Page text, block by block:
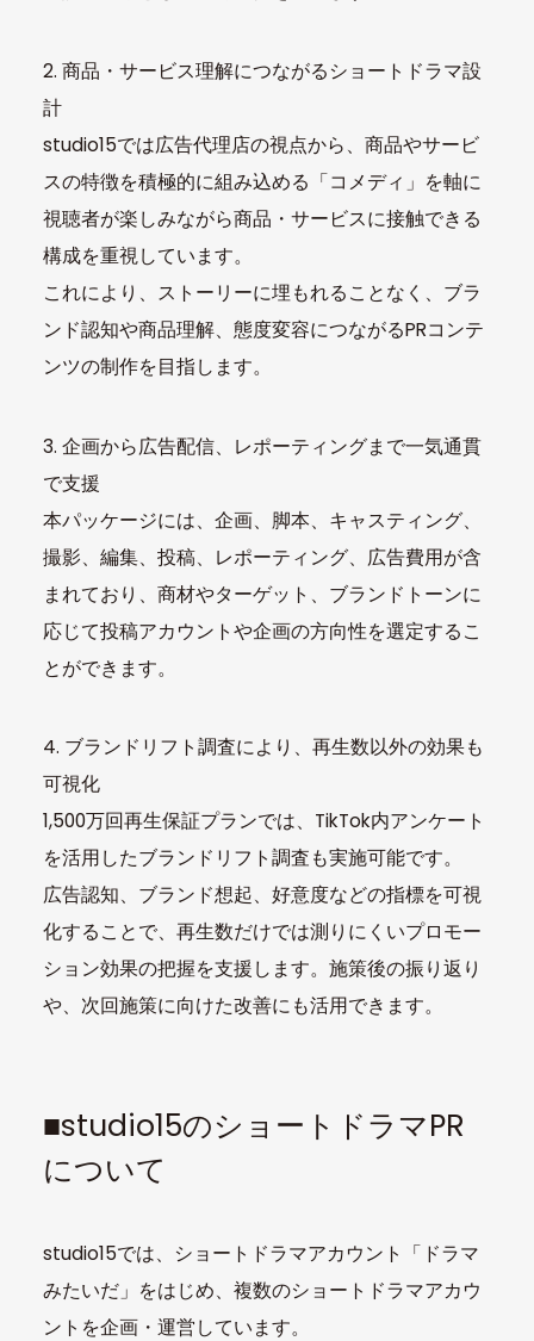
2. 商品・サービス理解につながるショートドラマ設
計
studio15では広告代理店の視点から、商品やサービ
スの特徴を積極的に組み込める「コメディ」を軸に
視聴者が楽しみながら商品・サービスに接触できる
構成を重視しています。
これにより、ストーリーに埋もれることなく、ブラ
ンド認知や商品理解、態度変容につながるPRコンテ
ンツの制作を目指します。
3. 企画から広告配信、レポーティングまで一気通貫
で支援
本パッケージには、企画、脚本、キャスティング、
撮影、編集、投稿、レポーティング、広告費用が含
まれており、商材やターゲット、ブランドトーンに
応じて投稿アカウントや企画の方向性を選定するこ
とができます。
4. ブランドリフト調査により、再生数以外の効果も
可視化
1,500万回再生保証プランでは、TikTok内アンケート
を活用したブランドリフト調査も実施可能です。
広告認知、ブランド想起、好意度などの指標を可視
化することで、再生数だけでは測りにくいプロモー
ション効果の把握を支援します。施策後の振り返り
や、次回施策に向けた改善にも活用できます。
■studio15のショートドラマPR
について
studio15では、ショートドラマアカウント「ドラマ
みたいだ」をはじめ、複数のショートドラマアカウ
ントを企画・運営しています。